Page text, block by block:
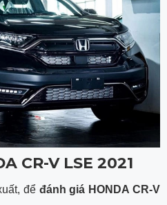
CR-V LSE 2021
để đánh giá HONDA CR-V